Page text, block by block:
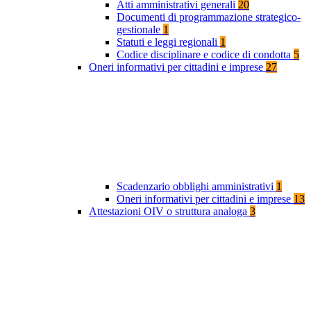
Atti amministrativi generali 20
Documenti di programmazione strategico-
gestionale 1
Statuti e leggi regionali 1
Codice disciplinare e codice di condotta 5
Oneri informativi per cittadini e imprese 27
Scadenzario obblighi amministrativi 1
Oneri informativi per cittadini e imprese 13
Attestazioni OIV o struttura analoga 3